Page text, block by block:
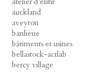
auckland
aveyron
banlieue
bâtiments et usines
bellastock-actlab
bercy village